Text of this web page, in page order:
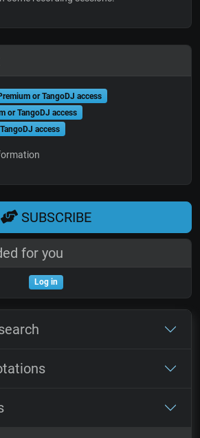
or TangoDJ access
or TangoDJ access
access
SUBSCRIBE
for you
Log in